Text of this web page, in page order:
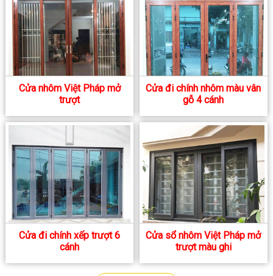
Cửa nhôm Việt Pháp mở
trượt
Cửa đi chính nhôm màu vân
gỗ 4 cánh
Cửa đi chính xếp trượt 6
cánh
Cửa sổ nhôm Việt Pháp mở
trượt màu ghi